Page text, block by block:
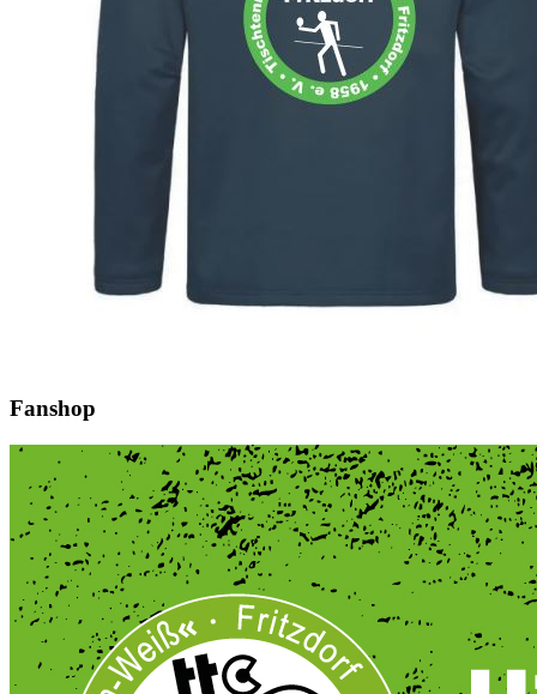
Fanshop